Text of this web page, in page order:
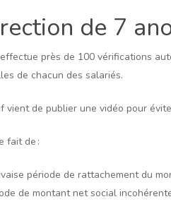
de 7
effectue près de 100 vérifications
de chacun des salariés.
vient de publier une vidéo pour
fait de :
période de rattachement du
de montant net social